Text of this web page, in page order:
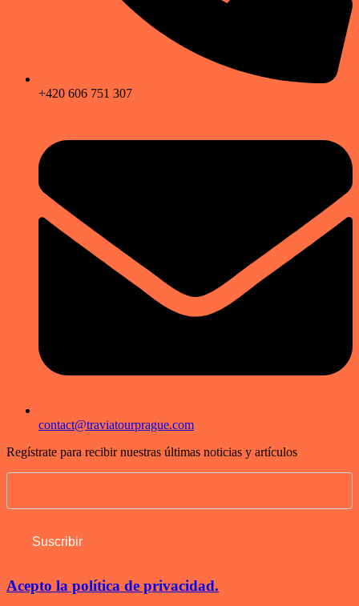
+420 606 751 307
contact@traviatourprague.com
Regístrate para recibir nuestras últimas noticias y artículos
Acepto la política de privacidad.